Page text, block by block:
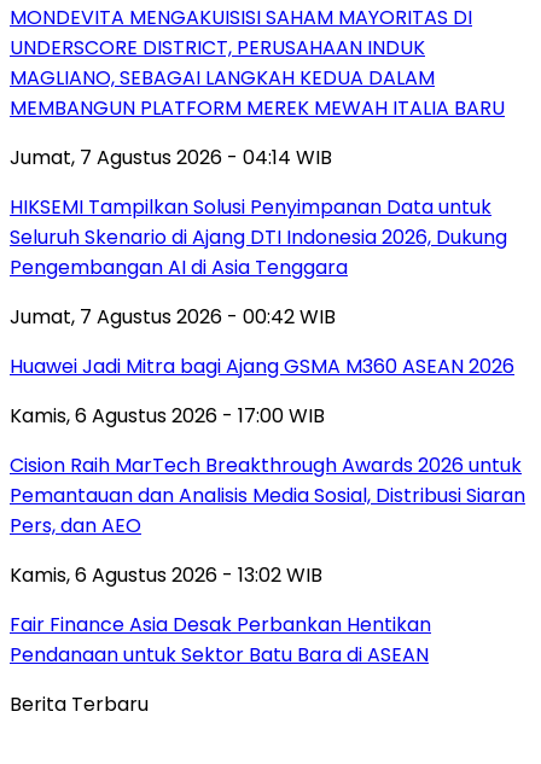
MONDEVITA MENGAKUISISI SAHAM MAYORITAS DI
UNDERSCORE DISTRICT, PERUSAHAAN INDUK
MAGLIANO, SEBAGAI LANGKAH KEDUA DALAM
MEMBANGUN PLATFORM MEREK MEWAH ITALIA BARU
Jumat, 7 Agustus 2026 - 04:14 WIB
HIKSEMI Tampilkan Solusi Penyimpanan Data untuk
Seluruh Skenario di Ajang DTI Indonesia 2026, Dukung
Pengembangan AI di Asia Tenggara
Jumat, 7 Agustus 2026 - 00:42 WIB
Huawei Jadi Mitra bagi Ajang GSMA M360 ASEAN 2026
Kamis, 6 Agustus 2026 - 17:00 WIB
Cision Raih MarTech Breakthrough Awards 2026 untuk
Pemantauan dan Analisis Media Sosial, Distribusi Siaran
Pers, dan AEO
Kamis, 6 Agustus 2026 - 13:02 WIB
Fair Finance Asia Desak Perbankan Hentikan
Pendanaan untuk Sektor Batu Bara di ASEAN
Berita Terbaru